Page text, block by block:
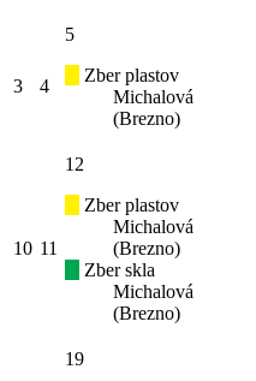
3 4
5
Zber plastov
Michalová
(Brezno)
10 11
12
Zber plastov
Michalová
(Brezno)
Zber skla
Michalová
(Brezno)
19